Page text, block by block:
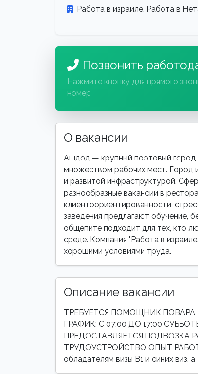
Работа в израиле. Работа в
Позвонить
Нажмите кнопку для прямого
номер
О вакансии
Ашдод — крупный портовый город
множеством рабочих мест. Город
и развитой инфраструктурой.
разнообразные вакансии в
клиентоориентированности,
заведения предлагают обучение,
общепите подходит для тех, кто
среде. Компания "Работа в
хорошими условиями труда.
Описание вакансии
ТРЕБУЕТСЯ ПОМОЩНИК ПОВАРА
ГРАФИК: С 07:00 ДО 17:00
ПРЕДОСТАВЛЯЕТСЯ ПОДВОЗКА
ТРУДОУСТРОЙСТВО ОПЫТ
обладателям визы B1 и синих виз,